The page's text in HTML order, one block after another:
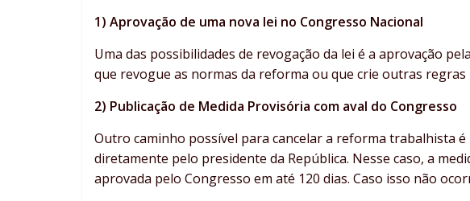
1) Aprovação de uma nova lei no Congresso Nacional
Uma das possibilidades de revogação da lei é a aprovação
que revogue as normas da reforma ou que crie outras regras
2) Publicação de Medida Provisória com aval do Congresso
Outro caminho possível para cancelar a reforma trabalhista
diretamente pelo presidente da República. Nesse caso, a
aprovada pelo Congresso em até 120 dias. Caso isso não